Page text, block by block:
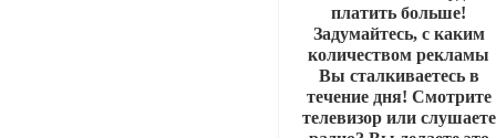
платить больше!
Задумайтесь, с каким
количеством рекламы
Вы сталкиваетесь в
течение дня! Смотрите
телевизор или слушаете